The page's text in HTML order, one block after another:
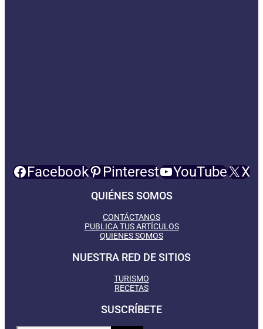
Facebook Pinterest YouTube X
QUIÉNES SOMOS
CONTÁCTANOS
PUBLICA TUS ARTÍCULOS
QUIENES SOMOS
NUESTRA RED DE SITIOS
TURISMO
RECETAS
SUSCRÍBETE